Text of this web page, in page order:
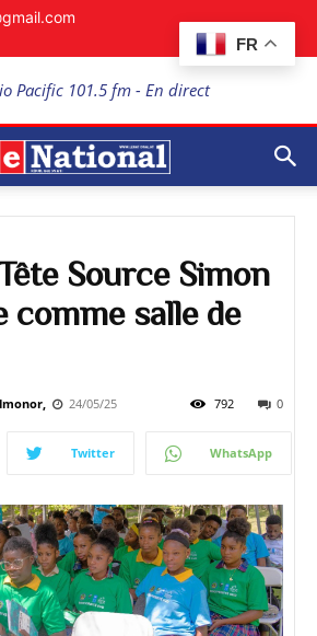
FR
Pacific 101.5 fm - En direct
Source Simon
comme salle de
24/05/25 0
792
Twitter WhatsApp